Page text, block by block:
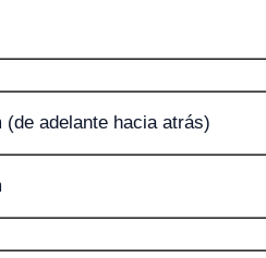
(de adelante hacia atrás)